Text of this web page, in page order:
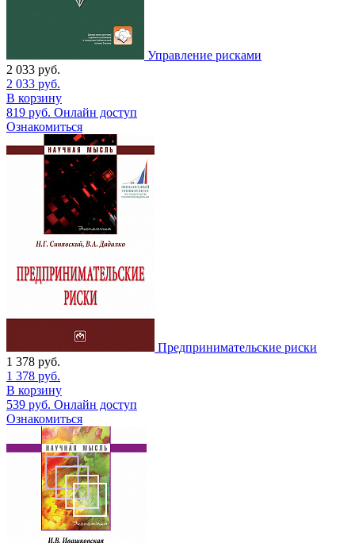
Управление рисками
2 033 руб.
2 033 руб.
В корзину
819 руб. Онлайн доступ
Ознакомиться
Предпринимательские риски
1 378 руб.
1 378 руб.
В корзину
539 руб. Онлайн доступ
Ознакомиться